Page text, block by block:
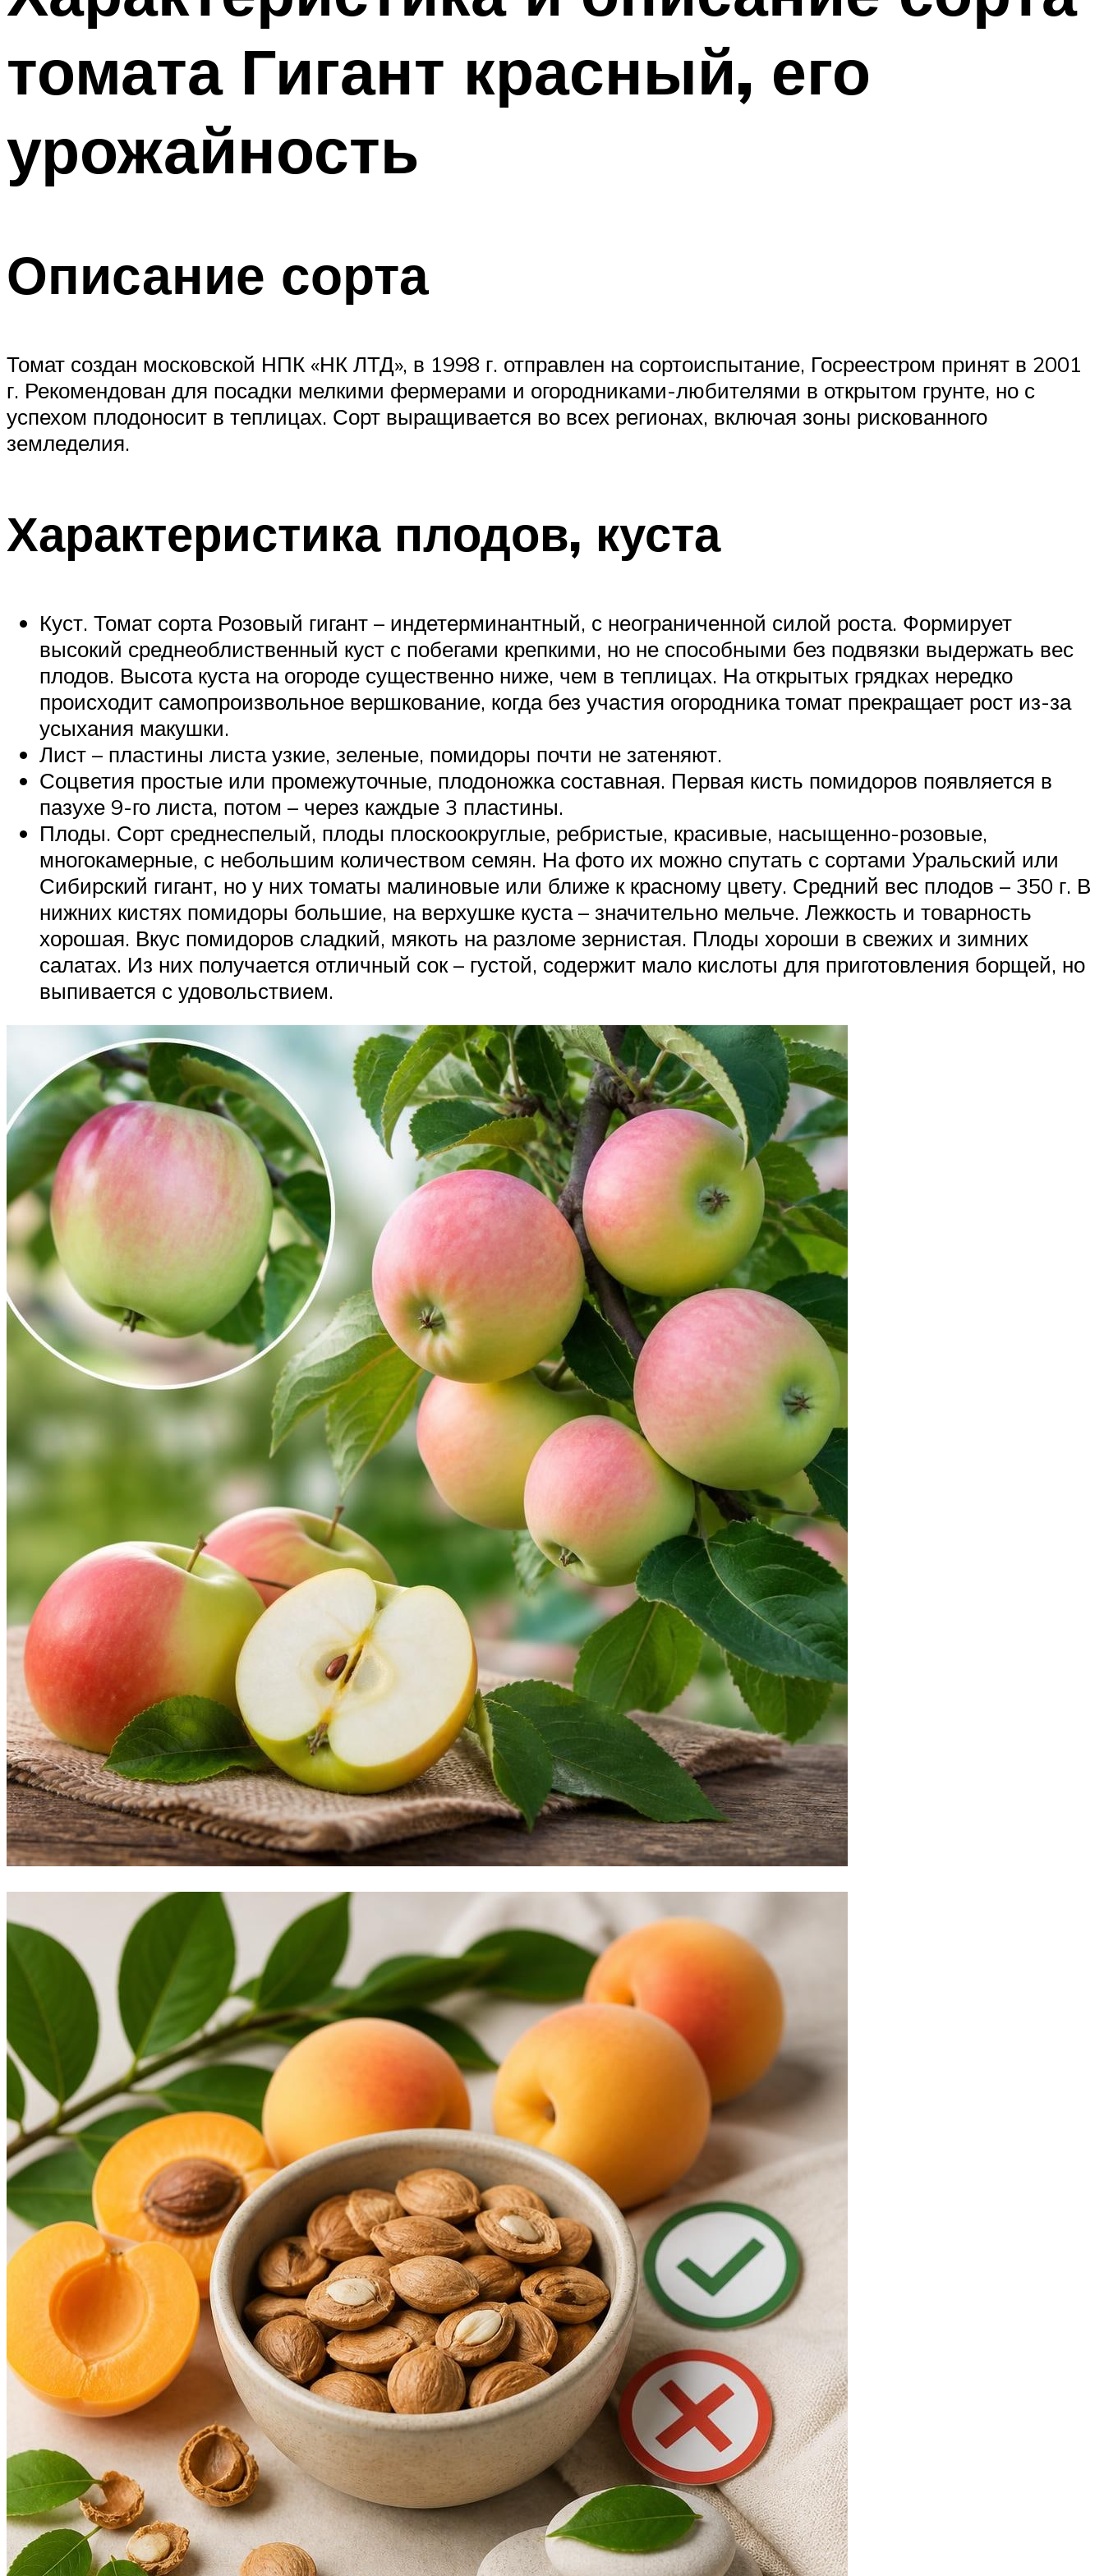
томата Гигант красный, его
урожайность
Описание сорта
Томат создан московской НПК «НК ЛТД», в 1998 г. отправлен на сортоиспытание, Госреестром принят в 2001
г. Рекомендован для посадки мелкими фермерами и огородниками-любителями в открытом грунте, но с
успехом плодоносит в теплицах. Сорт выращивается во всех регионах, включая зоны рискованного
земледелия.
Характеристика плодов, куста
Куст. Томат сорта Розовый гигант – индетерминантный, с неограниченной силой роста. Формирует
высокий среднеоблиственный куст с побегами крепкими, но не способными без подвязки выдержать вес
плодов. Высота куста на огороде существенно ниже, чем в теплицах. На открытых грядках нередко
происходит самопроизвольное вершкование, когда без участия огородника томат прекращает рост из-за
усыхания макушки.
Лист – пластины листа узкие, зеленые, помидоры почти не затеняют.
Соцветия простые или промежуточные, плодоножка составная. Первая кисть помидоров появляется в
пазухе 9-го листа, потом – через каждые 3 пластины.
Плоды. Сорт среднеспелый, плоды плоскоокруглые, ребристые, красивые, насыщенно-розовые,
многокамерные, с небольшим количеством семян. На фото их можно спутать с сортами Уральский или
Сибирский гигант, но у них томаты малиновые или ближе к красному цвету. Средний вес плодов – 350 г. В
нижних кистях помидоры большие, на верхушке куста – значительно мельче. Лежкость и товарность
хорошая. Вкус помидоров сладкий, мякоть на разломе зернистая. Плоды хороши в свежих и зимних
салатах. Из них получается отличный сок – густой, содержит мало кислоты для приготовления борщей, но
выпивается с удовольствием.